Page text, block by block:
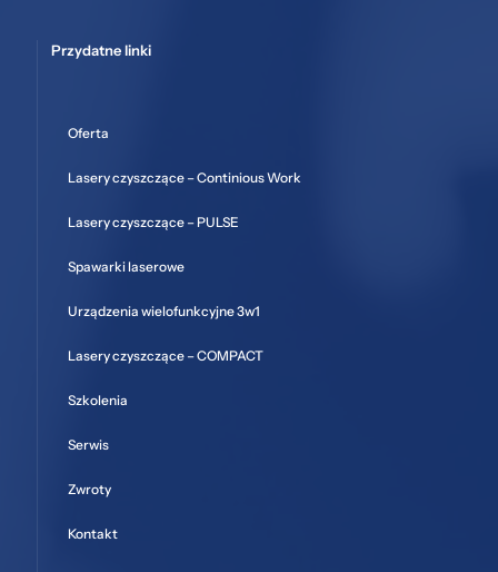
Przydatne linki
Oferta
Lasery czyszczące – Continious Work
Lasery czyszczące – PULSE
Spawarki laserowe
Urządzenia wielofunkcyjne 3w1
Lasery czyszczące – COMPACT
Szkolenia
Serwis
Zwroty
Kontakt